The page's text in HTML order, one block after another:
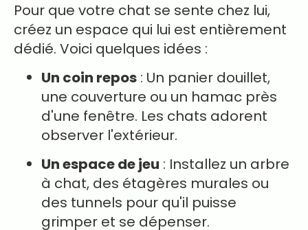
Pour que votre chat se sente chez lui,
créez un espace qui lui est entièrement
dédié. Voici quelques idées :
Un coin repos : Un panier douillet,
une couverture ou un hamac près
d'une fenêtre. Les chats adorent
observer l'extérieur.
Un espace de jeu : Installez un arbre
à chat, des étagères murales ou
des tunnels pour qu'il puisse
grimper et se dépenser.